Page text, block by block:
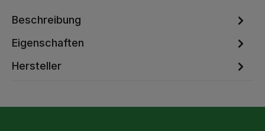
Beschreibung
Eigenschaften
Hersteller